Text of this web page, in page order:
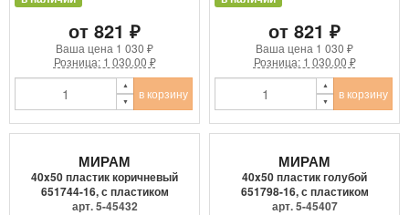
от 821 ₽
Ваша цена 1 030 ₽
Розница: 1 030.00 ₽
в корзину
от 821 ₽
Ваша цена 1 030 ₽
Розница: 1 030.00 ₽
в корзину
МИРАМ
40x50 пластик коричневый
651744-16, с пластиком
арт. 5-45432
МИРАМ
40x50 пластик голубой
651798-16, с пластиком
арт. 5-45407